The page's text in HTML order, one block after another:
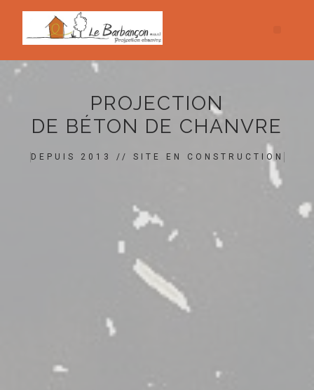
PROJECTION
DE BÉTON DE CHANVRE
DEPUIS 2013 // SITE EN CONSTRUCTION